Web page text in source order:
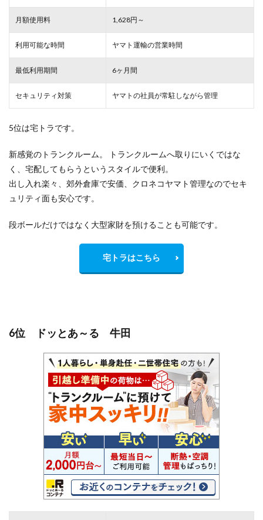
月額使用料 1,628円～
利用可能な時間 ヤマト運輸の営業時間
最低利用期間 6ヶ月間
セキュリティ対策 ヤマトの社員が常駐しながら管理
5位は宅トラです。
新感覚のトランクルーム。 トランクルームへ取りにいくではな
く、宅配してもらうというスタイルで便利。
出し入れ楽々、郊外倉庫で安価、クロネコヤマト管理なのでセキ
ュリティ面も安心です。
段ボールだけではなく大型家財を預けることも可能です。
宅トラはこちら
6位 ドッとあ～る 牛田